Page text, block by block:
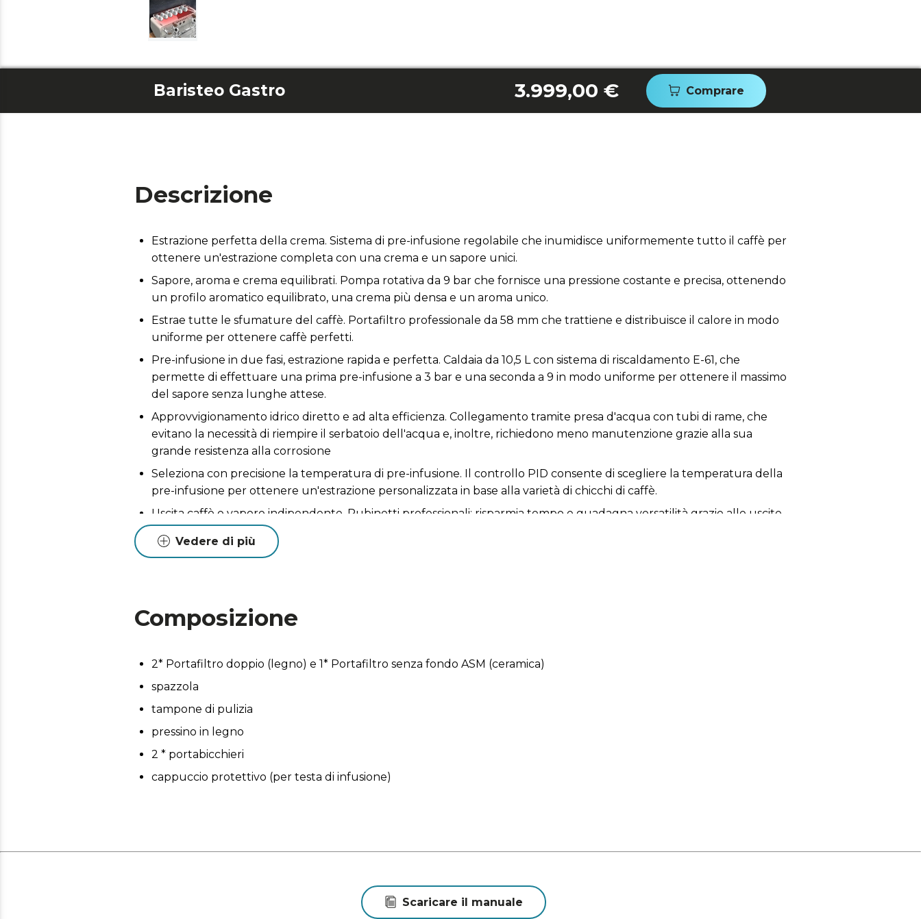
Baristeo Gastro 3.999,00 € Comprare
Descrizione
Estrazione perfetta della crema. Sistema di pre-infusione regolabile che inumidisce uniformemente tutto il caffè per
ottenere un'estrazione completa con una crema e un sapore unici.
Sapore, aroma e crema equilibrati. Pompa rotativa da 9 bar che fornisce una pressione costante e precisa, ottenendo
un profilo aromatico equilibrato, una crema più densa e un aroma unico.
Estrae tutte le sfumature del caffè. Portafiltro professionale da 58 mm che trattiene e distribuisce il calore in modo
uniforme per ottenere caffè perfetti.
Pre-infusione in due fasi, estrazione rapida e perfetta. Caldaia da 10,5 L con sistema di riscaldamento E-61, che
permette di effettuare una prima pre-infusione a 3 bar e una seconda a 9 in modo uniforme per ottenere il massimo
del sapore senza lunghe attese.
Approvvigionamento idrico diretto e ad alta efficienza. Collegamento tramite presa d'acqua con tubi di rame, che
evitano la necessità di riempire il serbatoio dell'acqua e, inoltre, richiedono meno manutenzione grazie alla sua
grande resistenza alla corrosione
Seleziona con precisione la temperatura di pre-infusione. Il controllo PID consente di scegliere la temperatura della
pre-infusione per ottenere un'estrazione personalizzata in base alla varietà di chicchi di caffè.
Uscita caffè e vapore indipendente. Rubinetti professionali: risparmia tempo e guadagna versatilità grazie alle uscite
indipendenti, che fanno risparmiare tempo senza ridurre l'efficacia dei risultati.
Prepara tutti i tipi di caffè. I suoi 3150 W ti permettono di far emergere il barista che è in te per esplorare l'arte del
rinunciare al massimo del gusto in ogni tazzina.
Tazze temperate per un caffè perfetto. Vassoio scaldatazze che elimina il freddo dalle tazze in modo che il caffè sia
Vedere di più
Composizione
2* Portafiltro doppio (legno) e 1* Portafiltro senza fondo ASM (ceramica)
spazzola
tampone di pulizia
pressino in legno
2 * portabicchieri
cappuccio protettivo (per testa di infusione)
Scaricare il manuale